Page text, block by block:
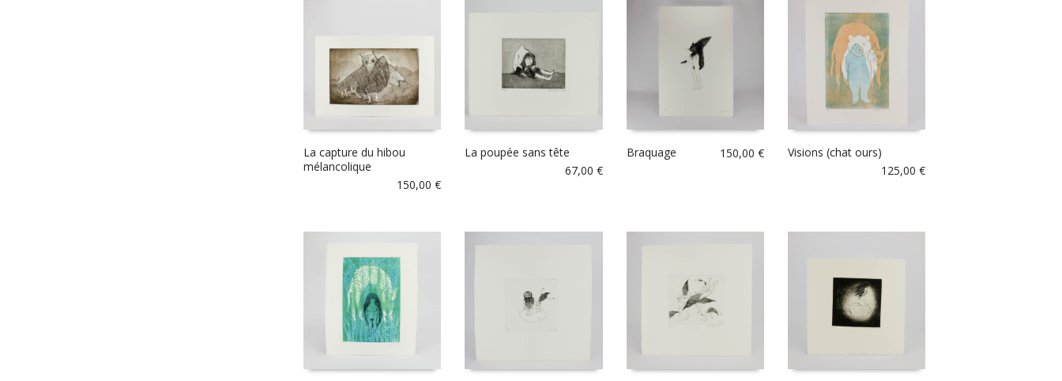
La capture du hibou
mélancolique
150,00€
La poupée sans tête
67,00 €
Braquage 150,00€
Visions (chat ours)
125,00€